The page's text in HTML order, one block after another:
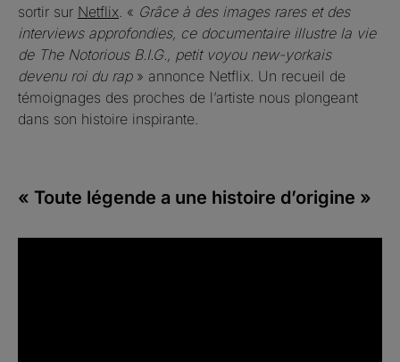
sortir sur Netflix . « Grâce à des images rares et des
interviews approfondies, ce documentaire illustre la vie
de The Notorious B.I.G., petit voyou new-yorkais
devenu roi du rap» annonce Netflix. Un recueil de
témoignages des proches de l’artiste nous plongeant
dans son histoire inspirante.
« Toute légende a une histoire d’origine »